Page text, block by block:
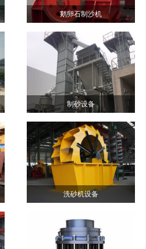
鹅卵石制沙机
制砂设备
洗砂机设备